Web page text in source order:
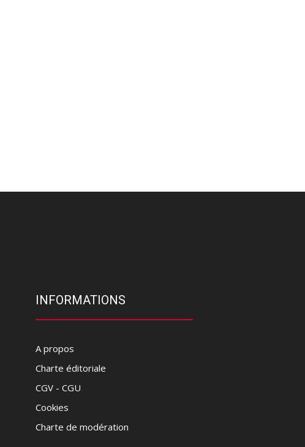
INFORMATIONS
A propos
Charte éditoriale
CGV - CGU
Cookies
Charte de modération